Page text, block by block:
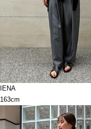
IENA
163cm